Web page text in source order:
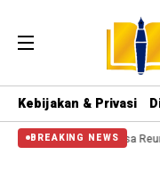
Kebijakan & Privasi
BREAKING NEWS
Massa Reuni 212